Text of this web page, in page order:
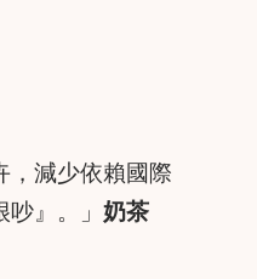
，減少依賴國際
』。」 奶茶